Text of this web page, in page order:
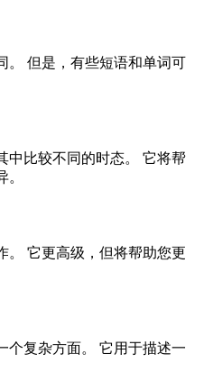
。 但是，有些短语和单词可
中比较不同的时态。 它将帮
。 它更高级，但将帮助您更
个复杂方面。 它用于描述一